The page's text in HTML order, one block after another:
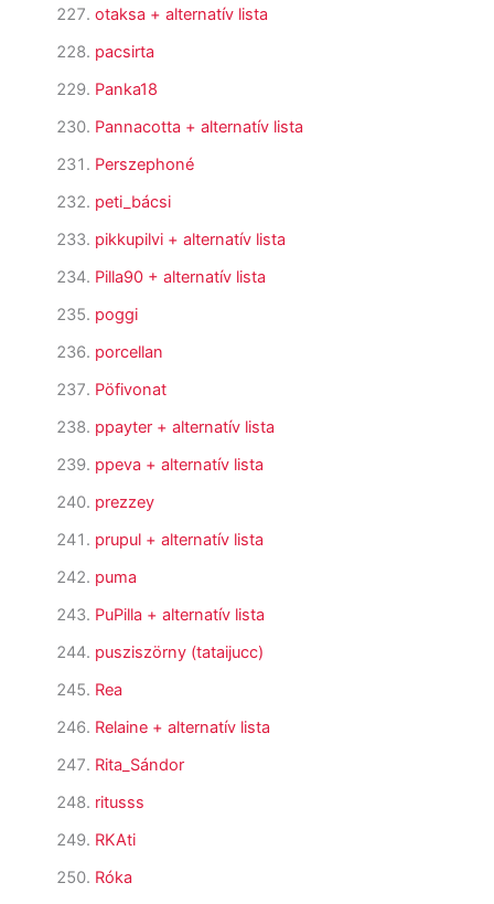
otaksa + alternatív lista
pacsirta
Panka18
Pannacotta + alternatív lista
Perszephoné
peti_bácsi
pikkupilvi + alternatív lista
Pilla90 + alternatív lista
poggi
porcellan
Pöfivonat
ppayter + alternatív lista
ppeva + alternatív lista
prezzey
prupul + alternatív lista
puma
PuPilla + alternatív lista
pusziszörny (tataijucc)
Rea
Relaine + alternatív lista
Rita_Sándor
ritusss
RKAti
Róka